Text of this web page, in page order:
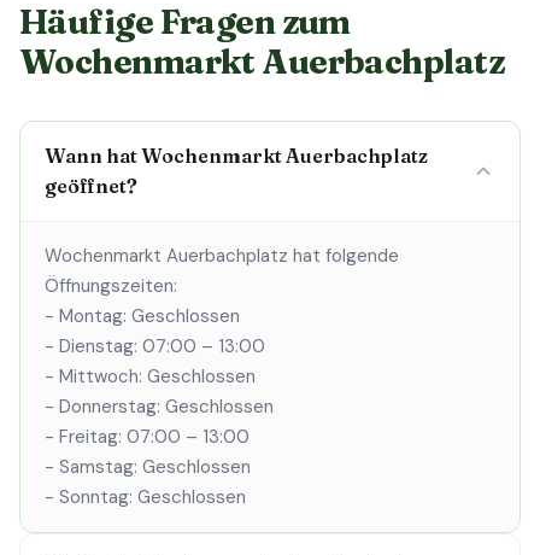
Häufige Fragen zum
Wochenmarkt Auerbachplatz
Wann hat Wochenmarkt Auerbachplatz
geöffnet?
Wochenmarkt Auerbachplatz hat folgende
Öffnungszeiten:
- Montag: Geschlossen
- Dienstag: 07:00 – 13:00
- Mittwoch: Geschlossen
- Donnerstag: Geschlossen
- Freitag: 07:00 – 13:00
- Samstag: Geschlossen
- Sonntag: Geschlossen